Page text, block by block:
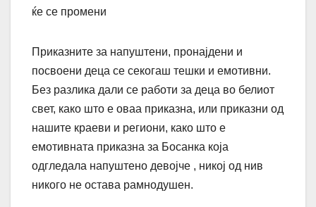
ќе се промени
Приказните за напуштени, пронајдени и
посвоени деца се секогаш тешки и емотивни.
Без разлика дали се работи за деца во белиот
свет, како што е оваа приказна, или приказни од
нашите краеви и региони, како што е
емотивната приказна за Босанка која
одгледала напуштено девојче , никој од нив
никого не остава рамнодушен.